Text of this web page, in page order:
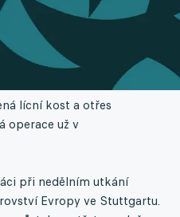
lícní kost a otřes
operace už v
při nedělním utkání
Evropy ve Stuttgartu.